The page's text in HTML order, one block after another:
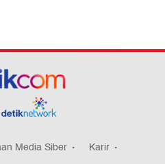
Media Siber
Karir